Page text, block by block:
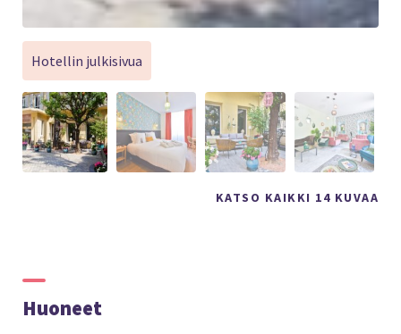
KATSO KAIKKI 14 KUVAA
Hotellin julkisivua
Huoneet